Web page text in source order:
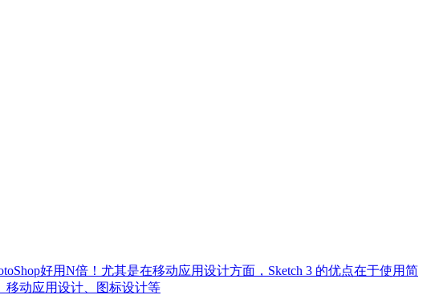
好用N倍！尤其是在移动应用设计方面，Sketch 3 的优点在于使用简
移动应用设计、图标设计等